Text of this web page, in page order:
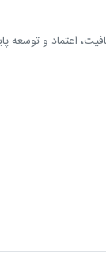
اعتماد و